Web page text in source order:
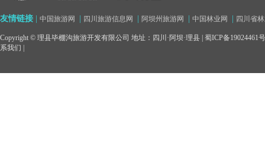
友情链接 | 中国旅游网 | 四川旅游信息网 | 阿坝州旅游网 | 中国林业网 | 四川省
Copyright © 理县毕棚沟旅游开发有限公司 地址：四川·阿坝·理县 | 蜀ICP备19024461号
系我们 |